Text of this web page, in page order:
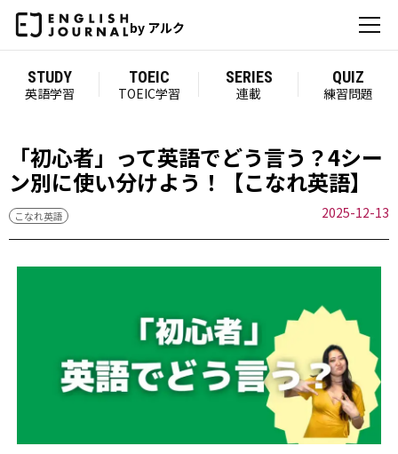
by アルク
STUDY
英語学習
TOEIC
TOEIC学習
SERIES
連載
QUIZ
練習問題
「初心者」って英語でどう言う？4シー
ン別に使い分けよう！【こなれ英語】
こなれ英語 2025-12-13